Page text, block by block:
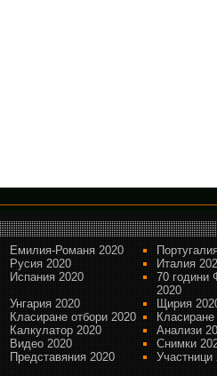
Емилия-Романя 2020
Русия 2020
Италия
Испания 2020
70 години
2020
Унгария 2020
Щирия
Класиране отбори 2020
Калкулатор 2020
Анализи
Видео 2020
Снимки
Представяния 2020
Участници